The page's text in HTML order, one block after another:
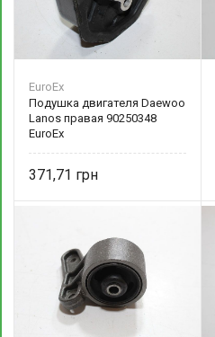
EuroEx
Подушка двигателя Daewoo
Lanos правая 90250348
EuroEx
371,71